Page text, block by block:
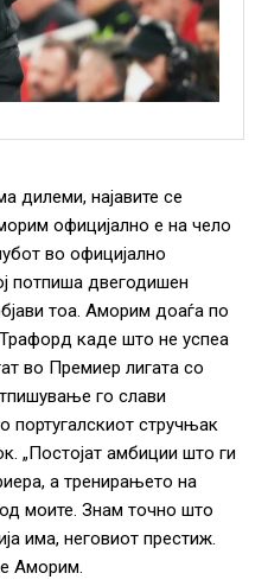
дилеми, најавите се
официјално е на чело
во официјално
потпиша двегодишен
тоа. Аморим доаѓа по
каде што не успеа
во Премиер лигата со
го слави
португалскиот стручњак
„Постојат амбиции што ги
а тренирањето на
моите. Знам точно што
има, неговиот престиж.
Аморим.